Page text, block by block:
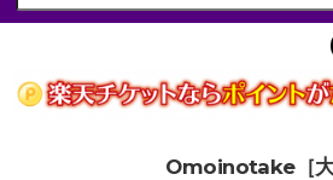
Omoinotake［大